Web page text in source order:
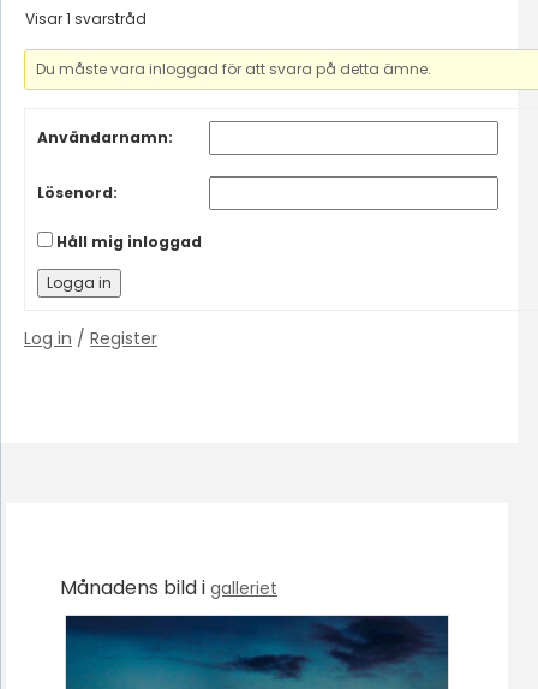
Visar 1 svarstråd
Du måste vara inloggad för att svara på detta ämne.
Användarnamn:
Lösenord:
Håll mig inloggad
Logga in
Log in / Register
Månadens bild i galleriet